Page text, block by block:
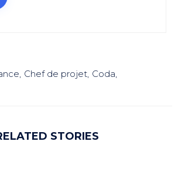
Chef de projet Coda
STORIES